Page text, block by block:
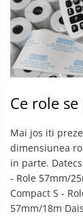
Ce role
Mai jos iti
dimensiunea
in parte.
- Role 57mm/
Compact S -
57mm/18m